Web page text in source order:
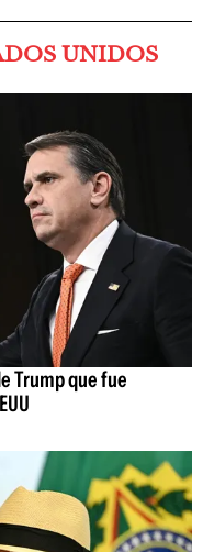
UNIDOS
Trump que fue